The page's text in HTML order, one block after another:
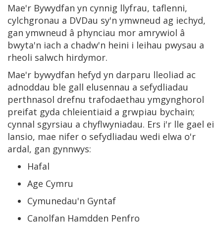
Mae'r Bywydfan yn cynnig llyfrau, taflenni,
cylchgronau a DVDau sy'n ymwneud ag iechyd,
gan ymwneud â phynciau mor amrywiol â
bwyta'n iach a chadw'n heini i leihau pwysau a
rheoli salwch hirdymor.
Mae'r bywydfan hefyd yn darparu lleoliad ac
adnoddau ble gall elusennau a sefydliadau
perthnasol drefnu trafodaethau ymgynghorol
preifat gyda chleientiaid a grwpiau bychain;
cynnal sgyrsiau a chyflwyniadau. Ers i'r lle gael ei
lansio, mae nifer o sefydliadau wedi elwa o'r
ardal, gan gynnwys:
Hafal
Age Cymru
Cymunedau'n Gyntaf
Canolfan Hamdden Penfro